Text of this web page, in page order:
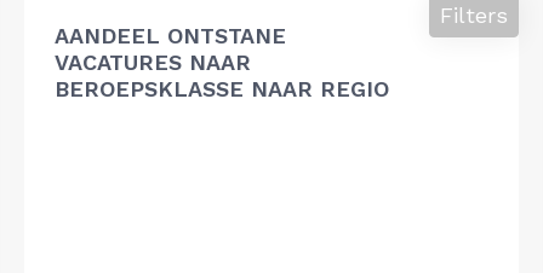
AANDEEL ONTSTANE
VACATURES NAAR
BEROEPSKLASSE NAAR REGIO
Filters